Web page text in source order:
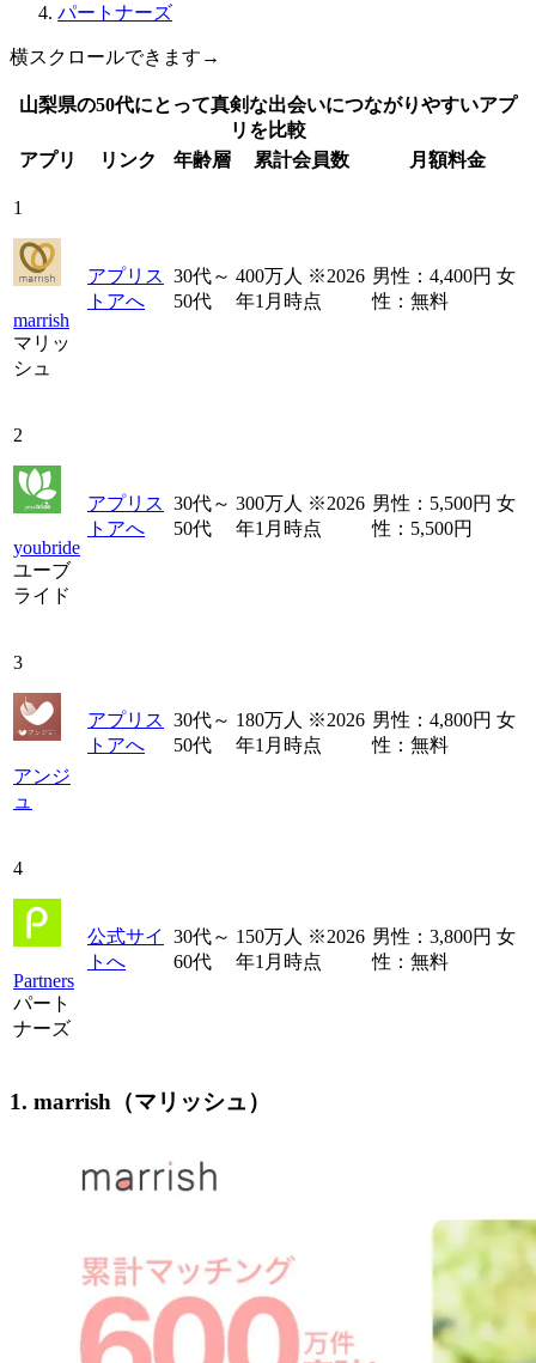
パートナーズ
横スクロールできます→
山梨県の50代にとって真剣な出会いにつながりやすいアプ
リを比較
アプリ
リンク 年齢層 累計会員数 月額料金
1
marrish
マリッ
シュ
アプリス
トアへ
30代～
50代
400万人 ※2026
年1月時点
男性：4,400円 女
性：無料
2
youbride
ユーブ
ライド
アプリス
トアへ
30代～
50代
300万人 ※2026
年1月時点
男性：5,500円 女
性：5,500円
3
アンジ
ュ
アプリス
トアへ
30代～
50代
180万人 ※2026
年1月時点
男性：4,800円 女
性：無料
4
Partners
パート
ナーズ
公式サイ
トへ
30代～
60代
150万人 ※2026
年1月時点
男性：3,800円 女
性：無料
1. marrish（マリッシュ）